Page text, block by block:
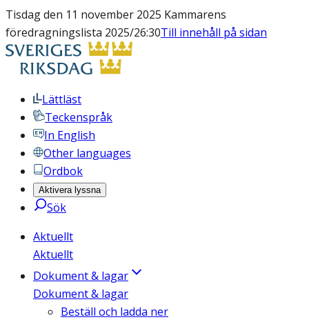
Tisdag den 11 november 2025 Kammarens
föredragningslista 2025/26:30Till innehåll på sidan
Lättläst
Teckenspråk
In English
Other languages
Ordbok
Aktivera lyssna
Sök
Aktuellt
Aktuellt
Dokument & lagar
Dokument & lagar
Beställ och ladda ner